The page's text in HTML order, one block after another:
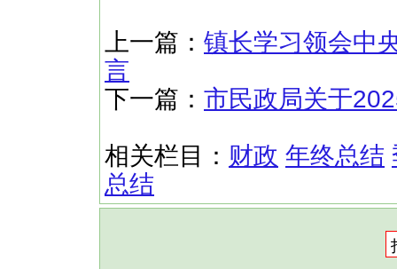
上一篇： 镇长学习领会中
言
下一篇： 市民政局关于
相关栏目： 财政 年终总结
总结